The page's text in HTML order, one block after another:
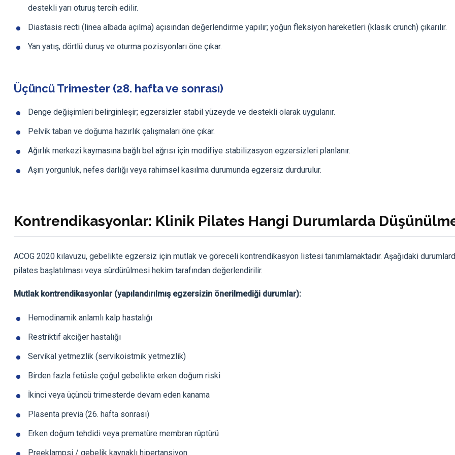
destekli yarı oturuş tercih edilir.
Diastasis recti (linea albada açılma) açısından değerlendirme yapılır; yoğun fleksiyon hareketleri (klasik crunch) çıkarılır.
Yan yatış, dörtlü duruş ve oturma pozisyonları öne çıkar.
Üçüncü Trimester (28. hafta ve sonrası)
Denge değişimleri belirginleşir; egzersizler stabil yüzeyde ve destekli olarak uygulanır.
Pelvik taban ve doğuma hazırlık çalışmaları öne çıkar.
Ağırlık merkezi kaymasına bağlı bel ağrısı için modifiye stabilizasyon egzersizleri planlanır.
Aşırı yorgunluk, nefes darlığı veya rahimsel kasılma durumunda egzersiz durdurulur.
Kontrendikasyonlar: Klinik Pilates Hangi Durumlarda
ACOG 2020 kılavuzu, gebelikte egzersiz için mutlak ve göreceli kontrendikasyon listesi tanımlamaktadır. Aşağıdaki
pilates başlatılması veya sürdürülmesi hekim tarafından değerlendirilir.
Mutlak kontrendikasyonlar (yapılandırılmış egzersizin önerilmediği durumlar):
Hemodinamik anlamlı kalp hastalığı
Restriktif akciğer hastalığı
Servikal yetmezlik (servikoistmik yetmezlik)
Birden fazla fetüsle çoğul gebelikte erken doğum riski
İkinci veya üçüncü trimesterde devam eden kanama
Plasenta previa (26. hafta sonrası)
Erken doğum tehdidi veya prematüre membran rüptürü
Preeklampsi / gebelik kaynaklı hipertansiyon